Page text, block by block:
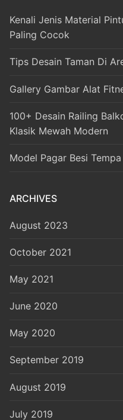
Kenali Jenis Material
Paling Cocok
Tips Desain Taman Di
Gallery Gambar Alat
100+ Desain Railing
Klasik Mewah Modern
Model Pagar Besi
ARCHIVES
August 2023
October 2021
May 2021
June 2020
May 2020
September 2019
August 2019
July 2019